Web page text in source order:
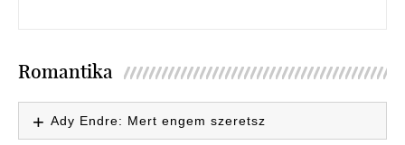
Romantika
Ady Endre: Mert engem szeretsz